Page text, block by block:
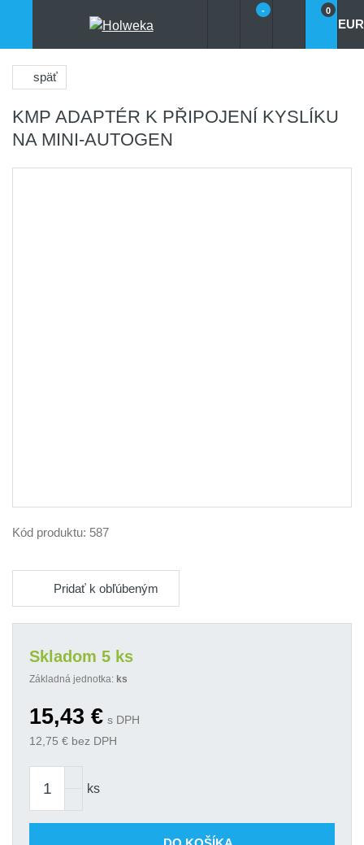
- 0
EUR
späť
KMP ADAPTÉR K PŘIPOJENÍ KYSLÍKU
NA MINI-AUTOGEN
Kód produktu: 587
Pridať k obľúbeným
Skladom 5 ks
Základná jednotka: ks
15,43 € s DPH
12,75 € bez DPH
ks